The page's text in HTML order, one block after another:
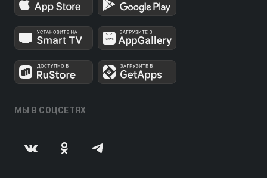
МЫ В СОЦСЕТЯХ